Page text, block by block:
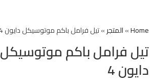
Home
»المتجر»تيل فرامل باكم موتوسيكل دايون 4
تيل فرامل باكم موتوسيكل
دايون 4